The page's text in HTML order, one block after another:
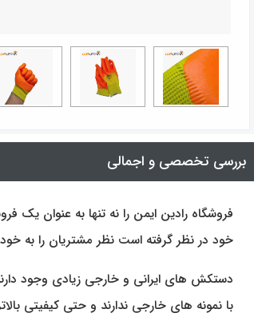
بررسی تخصصی و اجمالی
فروشگاه رادین ایمن را نه تنها به عنوان یک
خود در نظر گرفته است نظر مشتریان را به
دستکش های ایرانی و خارجی زیادی وجود
با نمونه های خارجی ندارند و حتی کیفیتی